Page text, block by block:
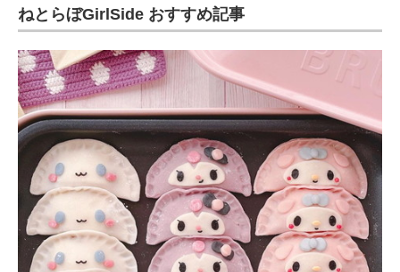
ねとらぼGirlSide おすすめ記事